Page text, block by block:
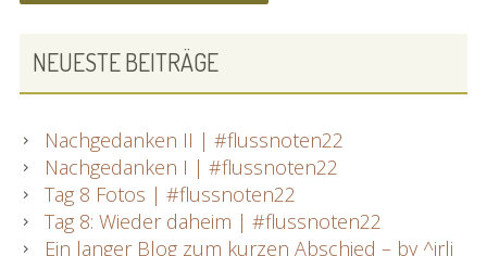
PRIMARY
SIDEBAR
NEUESTE BEITRÄGE
Nachgedanken II | #flussnoten22
Nachgedanken I | #flussnoten22
Tag 8 Fotos | #flussnoten22
Tag 8: Wieder daheim | #flussnoten22
Ein langer Blog zum kurzen Abschied – by ^irli